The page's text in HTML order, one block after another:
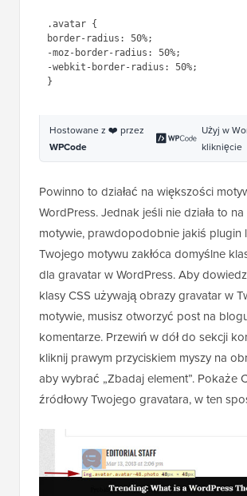
1
2
3
.avatar {
border-radius:
-moz-border-radius
Hostowane z ❤️ przez
Użyj w
Powinno to działać na większości
WordPress. Jednak jeśli nie działa to
motywie, prawdopodobnie jakiś plugin
Twojego motywu zakłóca domyślne
dla gravatar w WordPress. Aby
klasy CSS używają obrazy gravatar w
motywie, musisz otworzyć post na
komentarze. Przewiń w dół do sekcji
kliknij prawym przyciskiem myszy na
aby wybrać „Zbadaj element”. Pokaże